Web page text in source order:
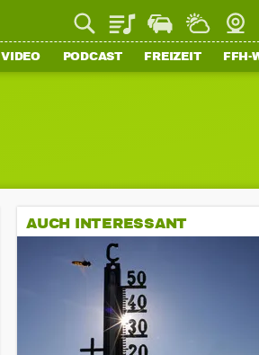
PlaylistStaupilotWetter
VIDEO PODCAST FREIZEIT FFH-
AUCH INTERESSANT